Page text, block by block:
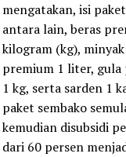
mengatakan, isi
antara lain, beras
kilogram (kg),
premium 1 liter,
1 kg, serta sarden 1
paket sembako
kemudian disubsidi
dari 60 persen